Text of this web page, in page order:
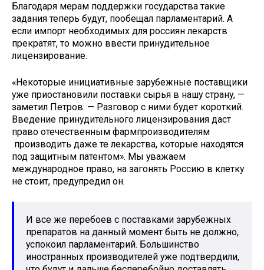
Благодаря мерам поддержки государства такие
задания теперь будут, пообещал парламентарий. А
если импорт необходимых для россиян лекарств
прекратят, то можно ввести принудительное
лицензирование.
«Некоторые инициативные зарубежные поставщики
уже приостановили поставки сырья в нашу страну, —
заметил Петров. — Разговор с ними будет короткий.
Введение принудительного лицензирования даст
право отечественным фармпроизводителям
производить даже те лекарства, которые находятся
под защитным патентом». Мы уважаем
международное право, на загонять Россию в клетку
не стоит, предупредил он.
И все же перебоев с поставками зарубежных
препаратов на данный момент быть не должно,
успокоил парламентарий. Большинство
иностранных производителей уже подтвердили,